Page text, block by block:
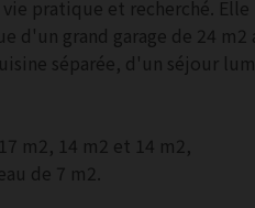
pratique et recherché.
d'un grand garage de 24 m2
séparée, d'un séjour
m2, 14 m2 et 14 m2,
de 7 m2.